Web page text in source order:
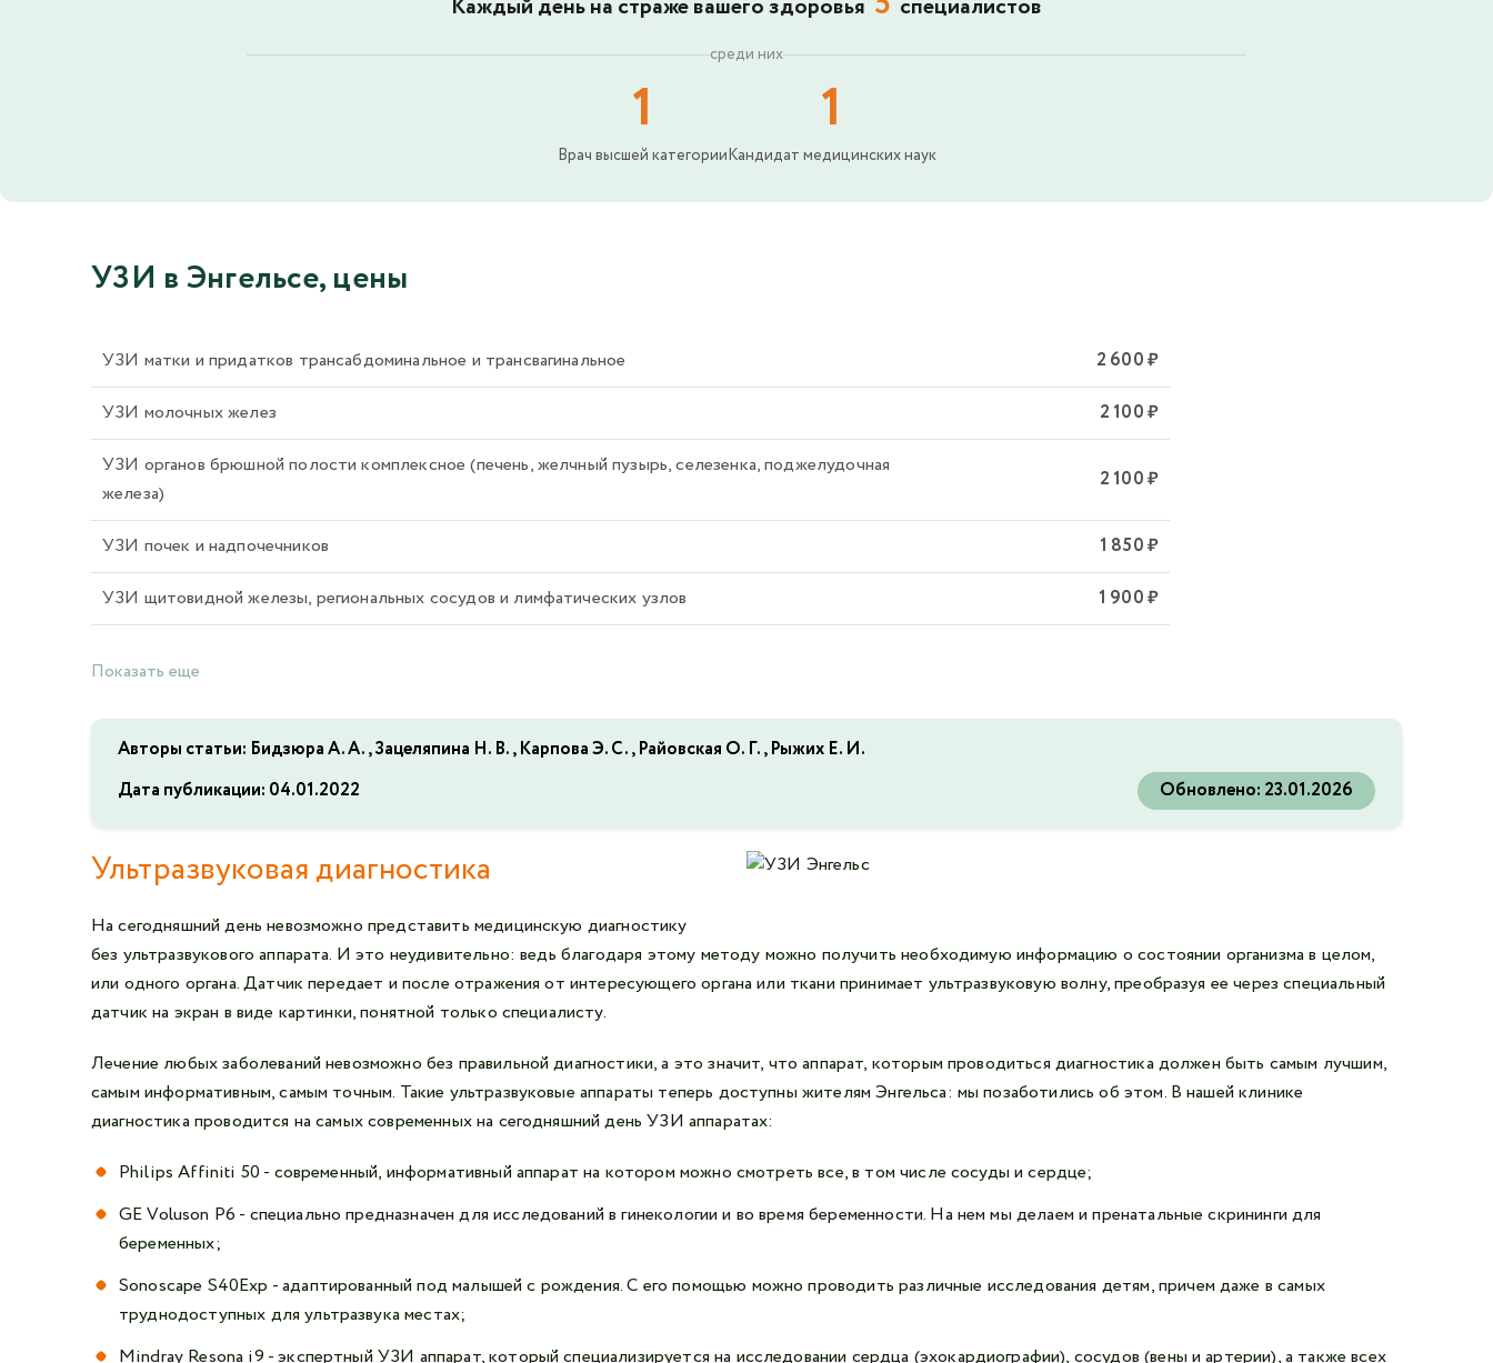
Каждый день на страже вашего здоровья специалистов
среди них
1
Врач высшей категории
1
Кандидат медицинских наук
УЗИ в Энгельсе, цены
УЗИ матки и придатков трансабдоминальное и трансвагинальное 2 600 ₽
УЗИ молочных желез 2 100 ₽
УЗИ органов брюшной полости комплексное (печень, желчный пузырь, селезенка, поджелудочная
железа)
2 100 ₽
УЗИ почек и надпочечников 1 850 ₽
УЗИ щитовидной железы, региональных сосудов и лимфатических узлов 1 900 ₽
Показать еще
Авторы статьи: Бидзюра А. А., Зацеляпина Н. В., Карпова Э. С., Райовская О. Г., Рыжих Е. И.
Дата публикации: 04.01.2022 Обновлено: 23.01.2026
Ультразвуковая диагностика
На сегодняшний день невозможно представить медицинскую диагностику
без ультразвукового аппарата. И это неудивительно: ведь благодаря этому методу можно получить необходимую информацию о состоянии организма в целом,
или одного органа. Датчик передает и после отражения от интересующего органа или ткани принимает ультразвуковую волну, преобразуя ее через специальный
датчик на экран в виде картинки, понятной только специалисту.
Лечение любых заболеваний невозможно без правильной диагностики, а это значит, что аппарат, которым проводиться диагностика должен быть самым лучшим,
самым информативным, самым точным. Такие ультразвуковые аппараты теперь доступны жителям Энгельса: мы позаботились об этом. В нашей клинике
диагностика проводится на самых современных на сегодняшний день УЗИ аппаратах:
Philips Affiniti 50 - современный, информативный аппарат на котором можно смотреть все, в том числе сосуды и сердце;
GE Voluson P6 - специально предназначен для исследований в гинекологии и во время беременности. На нем мы делаем и пренатальные скрининги для
беременных;
Sonoscape S40Exp - адаптированный под малышей с рождения. С его помощью можно проводить различные исследования детям, причем даже в самых
труднодоступных для ультразвука местах;
Mindray Resona i9 - экспертный УЗИ аппарат, который специализируется на исследовании сердца (эхокардиографии), сосудов (вены и артерии), а также всех